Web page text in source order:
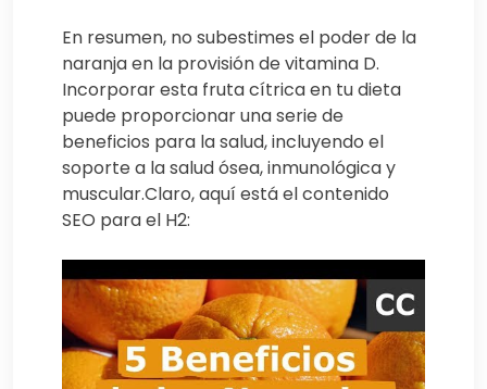
En resumen, no subestimes el poder de la
naranja en la provisión de vitamina D.
Incorporar esta fruta cítrica en tu dieta
puede proporcionar una serie de
beneficios para la salud, incluyendo el
soporte a la salud ósea, inmunológica y
muscular.Claro, aquí está el contenido
SEO para el H2: